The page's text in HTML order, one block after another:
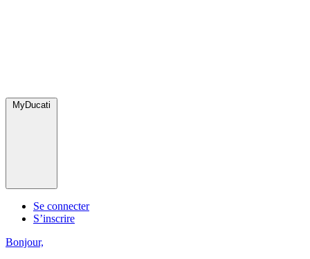
MyDucati
Se connecter
S’inscrire
Bonjour,